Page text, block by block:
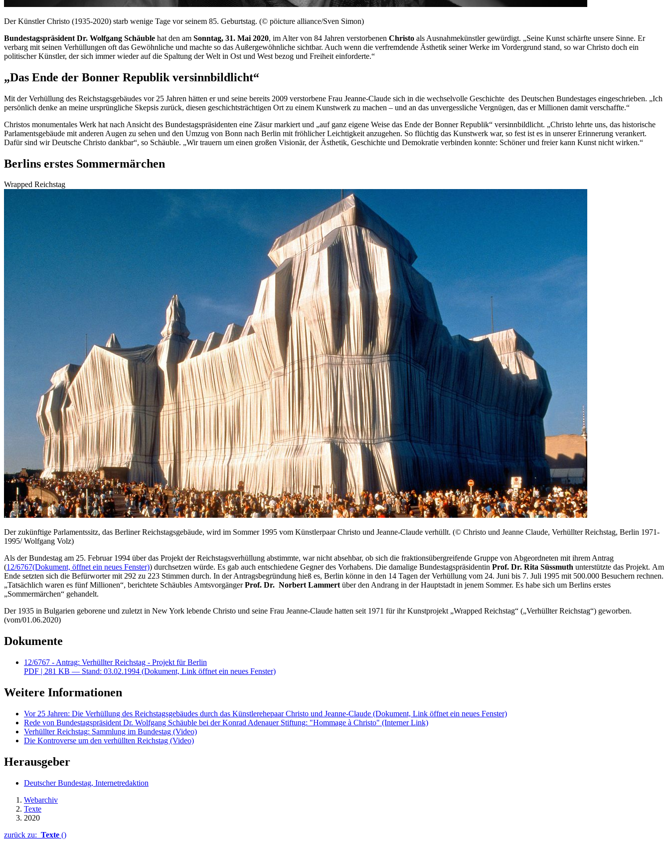
Der Künstler Christo (1935-2020) starb wenige Tage vor seinem 85. Geburtstag. (© pöicture alliance/Sven Simon)
Bundestagspräsident Dr. Wolfgang Schäuble hat den am Sonntag, 31. Mai 2020, im Alter von 84 Jahren verstorbenen Christo als Ausnahmekünstler gewürdigt. „Seine Kunst schärfte unsere Sinne. Er
verbarg mit seinen Verhüllungen oft das Gewöhnliche und machte so das Außergewöhnliche sichtbar. Auch wenn die verfremdende Ästhetik seiner Werke im Vordergrund stand, so war Christo doch ein
politischer Künstler, der sich immer wieder auf die Spaltung der Welt in Ost und West bezog und Freiheit einforderte.“
„Das Ende der Bonner Republik versinnbildlicht“
Mit der Verhüllung des Reichstagsgebäudes vor 25 Jahren hätten er und seine bereits 2009 verstorbene Frau Jeanne-Claude sich in die wechselvolle Geschichte des Deutschen Bundestages eingeschrieben. „Ich
persönlich denke an meine ursprüngliche Skepsis zurück, diesen geschichtsträchtigen Ort zu einem Kunstwerk zu machen – und an das unvergessliche Vergnügen, das er Millionen damit verschaffte.“
Christos monumentales Werk hat nach Ansicht des Bundestagspräsidenten eine Zäsur markiert und „auf ganz eigene Weise das Ende der Bonner Republik“ versinnbildlicht. „Christo lehrte uns, das historische
Parlamentsgebäude mit anderen Augen zu sehen und den Umzug von Bonn nach Berlin mit fröhlicher Leichtigkeit anzugehen. So flüchtig das Kunstwerk war, so fest ist es in unserer Erinnerung verankert.
Dafür sind wir Deutsche Christo dankbar“, so Schäuble. „Wir trauern um einen großen Visionär, der Ästhetik, Geschichte und Demokratie verbinden konnte: Schöner und freier kann Kunst nicht wirken.“
Berlins erstes Sommermärchen
Wrapped Reichstag
Der zukünftige Parlamentssitz, das Berliner Reichstagsgebäude, wird im Sommer 1995 vom Künstlerpaar Christo und Jeanne-Claude verhüllt. (© Christo und Jeanne Claude, Verhüllter Reichstag, Berlin 1971-
1995/ Wolfgang Volz)
Als der Bundestag am 25. Februar 1994 über das Projekt der Reichstagsverhüllung abstimmte, war nicht absehbar, ob sich die fraktionsübergreifende Gruppe von Abgeordneten mit ihrem Antrag
(12/6767(Dokument, öffnet ein neues Fenster)) durchsetzen würde. Es gab auch entschiedene Gegner des Vorhabens. Die damalige Bundestagspräsidentin Prof. Dr. Rita Süssmuth unterstützte das Projekt. Am
Ende setzten sich die Befürworter mit 292 zu 223 Stimmen durch. In der Antragsbegründung hieß es, Berlin könne in den 14 Tagen der Verhüllung vom 24. Juni bis 7. Juli 1995 mit 500.000 Besuchern rechnen.
„Tatsächlich waren es fünf Millionen“, berichtete Schäubles AmtsvorgängerProf. Dr. Norbert Lammertüber den Andrang in der Hauptstadt in jenem Sommer. Es habe sich um Berlins erstes
„Sommermärchen“ gehandelt.
Der 1935 in Bulgarien geborene und zuletzt in New York lebende Christo und seine Frau Jeanne-Claude hatten seit 1971 für ihr Kunstprojekt „Wrapped Reichstag“ („Verhüllter Reichstag“) geworben.
(vom/01.06.2020)
Dokumente
12/6767 - Antrag: Verhüllter Reichstag - Projekt für Berlin
PDF | 281 KB — Stand: 03.02.1994 (Dokument, Link öffnet ein neues Fenster)
Weitere Informationen
Vor 25 Jahren: Die Verhüllung des Reichstagsgebäudes durch das Künstlerehepaar Christo und Jeanne-Claude (Dokument, Link öffnet ein neues Fenster)
Rede von Bundestagspräsident Dr. Wolfgang Schäuble bei der Konrad Adenauer Stiftung: "Hommage à Christo" (Interner Link)
Verhüllter Reichstag: Sammlung im Bundestag (Video)
Die Kontroverse um den verhüllten Reichstag (Video)
Herausgeber
Deutscher Bundestag, Internetredaktion
Webarchiv
Texte
2020
zurück zu: Texte ()